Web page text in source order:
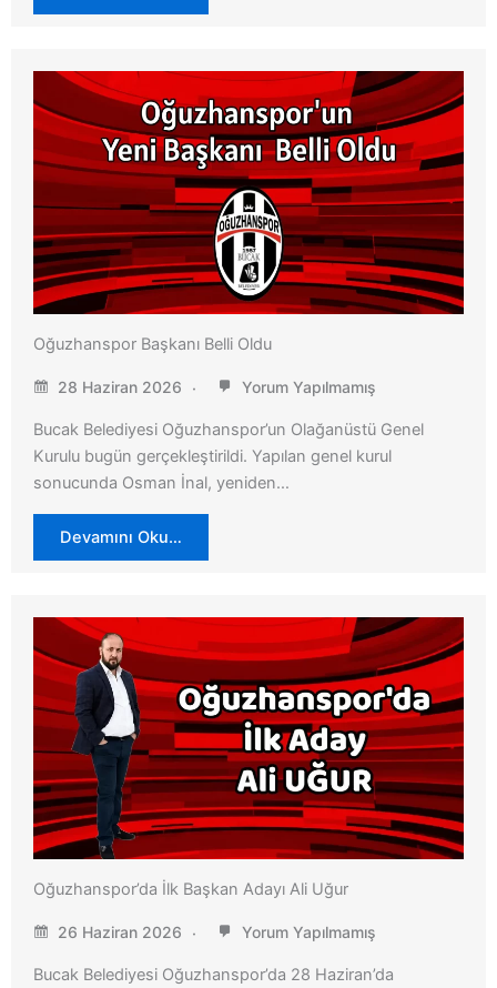
Oğuzhanspor Başkanı Belli Oldu
28 Haziran 2026 Yorum Yapılmamış
Bucak Belediyesi Oğuzhanspor’un Olağanüstü Genel
Kurulu bugün gerçekleştirildi. Yapılan genel kurul
sonucunda Osman İnal, yeniden…
Devamını Oku…
Oğuzhanspor’da İlk Başkan Adayı Ali Uğur
26 Haziran 2026 Yorum Yapılmamış
Bucak Belediyesi Oğuzhanspor’da 28 Haziran’da